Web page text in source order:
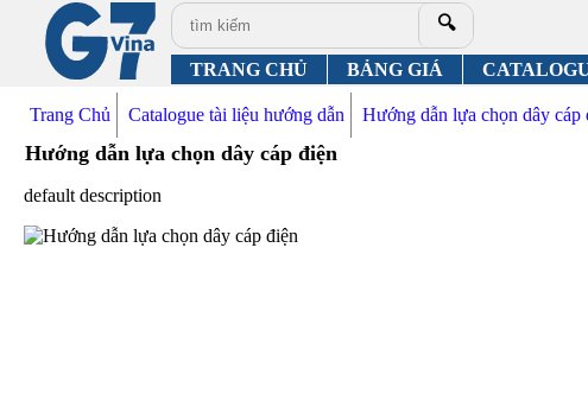
🔍
TRANG CHỦ BẢNG GIÁ
Trang Chủ Catalogue tài liệu hướng dẫn Hướng dẫn lựa chọn dây cáp
Hướng dẫn lựa chọn dây cáp điện
default description